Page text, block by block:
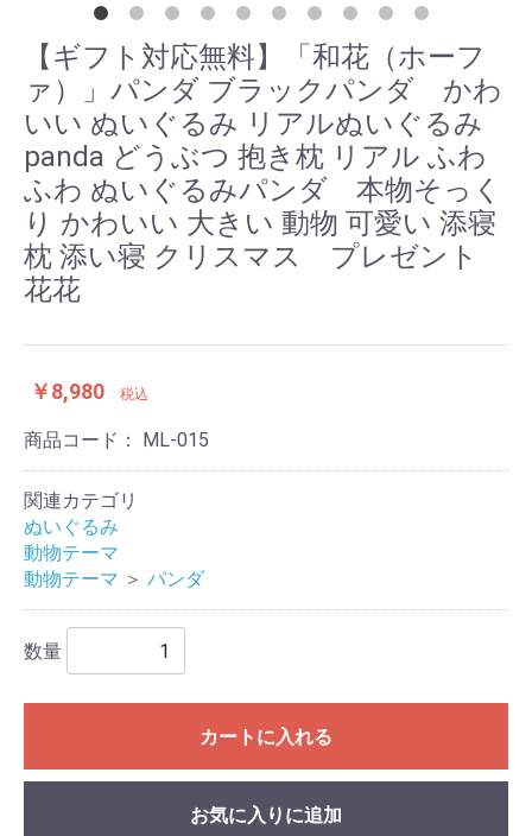
【ギフト対応無料】「和花（ホーフ
ァ）」パンダ ブラックパンダ かわ
いい ぬいぐるみ リアルぬいぐるみ
panda どうぶつ 抱き枕 リアル ふわ
ふわ ぬいぐるみパンダ 本物そっく
り かわいい 大きい 動物 可愛い 添寝
枕 添い寝 クリスマス プレゼント
花花
￥8,980 税込
商品コード： ML-015
関連カテゴリ
ぬいぐるみ
動物テーマ
動物テーマ ＞ パンダ
数量
カートに入れる
お気に入りに追加